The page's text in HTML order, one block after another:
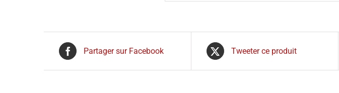
Partager sur Facebook Tweeter ce produit